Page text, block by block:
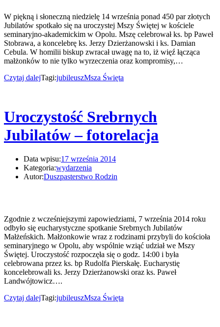
W piękną i słoneczną niedzielę 14 września ponad 450 par złotych
Jubilatów spotkało się na uroczystej Mszy Świętej w kościele
seminaryjno-akademickim w Opolu. Mszę celebrował ks. bp Paweł
Stobrawa, a koncelebrę ks. Jerzy Dzierżanowski i ks. Damian
Cebula. W homilii biskup zwracał uwagę na to, iż więź łącząca
małżonków to nie tylko wyrzeczenia oraz kompromisy,…
Czytaj dalejTagi:jubileuszMsza Święta
Uroczystość Srebrnych
Jubilatów – fotorelacja
Data wpisu:17 września 2014
Kategoria:wydarzenia
Autor:Duszpasterstwo Rodzin
Zgodnie z wcześniejszymi zapowiedziami, 7 września 2014 roku
odbyło się eucharystyczne spotkanie Srebrnych Jubilatów
Małżeńskich. Małżonkowie wraz z rodzinami przybyli do kościoła
seminaryjnego w Opolu, aby wspólnie wziąć udział we Mszy
Świętej. Uroczystość rozpoczęła się o godz. 14:00 i była
celebrowana przez ks. bp Rudolfa Pierskałę. Eucharystię
koncelebrowali ks. Jerzy Dzierżanowski oraz ks. Paweł
Landwójtowicz….
Czytaj dalejTagi:jubileuszMsza Święta